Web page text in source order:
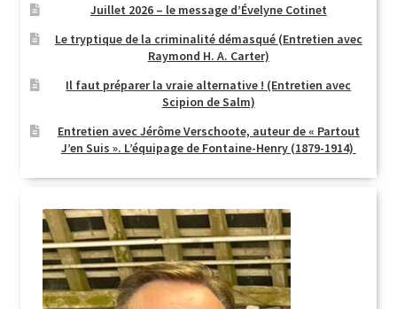
Juillet 2026 – le message d’Évelyne Cotinet
Le tryptique de la criminalité démasqué (Entretien avec
Raymond H. A. Carter)
Il faut préparer la vraie alternative ! (Entretien avec
Scipion de Salm)
Entretien avec Jérôme Verschoote, auteur de « Partout
J’en Suis ». L’équipage de Fontaine-Henry (1879-1914)